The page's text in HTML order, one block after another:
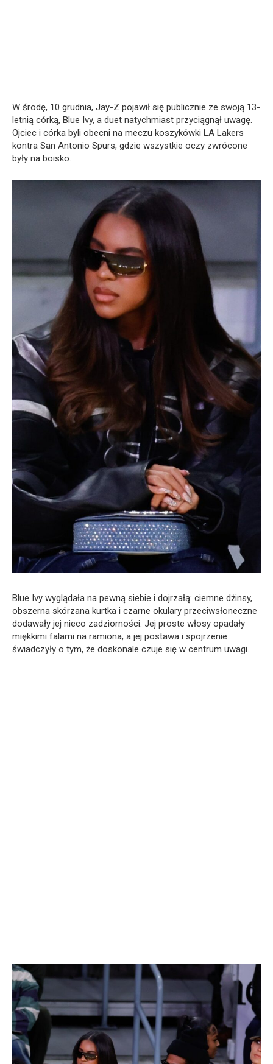
W środę, 10 grudnia, Jay-Z pojawił się publicznie ze swoją 13-
letnią córką, Blue Ivy, a duet natychmiast przyciągnął uwagę.
Ojciec i córka byli obecni na meczu koszykówki LA Lakers
kontra San Antonio Spurs, gdzie wszystkie oczy zwrócone
były na boisko.
Blue Ivy wyglądała na pewną siebie i dojrzałą: ciemne dżinsy,
obszerna skórzana kurtka i czarne okulary przeciwsłoneczne
dodawały jej nieco zadziorności. Jej proste włosy opadały
miękkimi falami na ramiona, a jej postawa i spojrzenie
świadczyły o tym, że doskonale czuje się w centrum uwagi.